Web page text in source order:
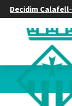
Decidim Calafell-